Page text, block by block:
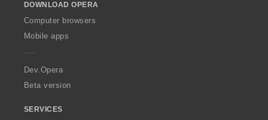
w
O
p
a
DOWNLOAD OPERA
Computer browsers
Mobile apps
Dev.Opera
Beta version
SERVICES